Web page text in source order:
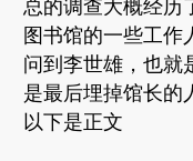
图书馆的一些工作
问到李世雄，也就
是最后埋掉馆长的
以下是正文